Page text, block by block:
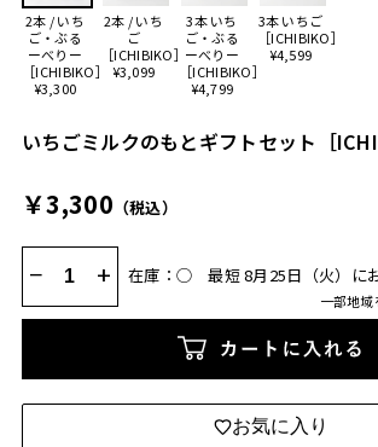
2本 / いち
ご・ぶる
ーべりー
［ICHIBIKO］
¥3,300
2本 / いち
ご
［ICHIBIKO］
¥3,099
3本 いち
ご・ぶる
ーべりー
［ICHIBIKO］
¥4,799
3本 いちご
［ICHIBIKO］
¥4,599
いちごミルクのもとギフトセット［
￥3,300 （税込）
− + 在庫：◯ 最短 8月25日（火）に
一部地域
カートに入
お気に入り